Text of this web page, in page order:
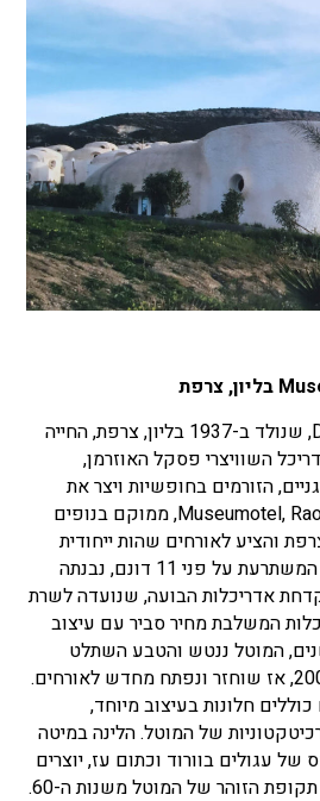
אדריכל Daniel Grataloup, שנולד ב-1937 בליון, צרפת, החייה
השוויצרי פסקל האוזרמן,
הזורמים בחופשיות ויצר את
המלון הבועתי, Museumotel, Raon-l'Etape, ממוקם בנופים
והציע לאורחים שהות ייחודית
באמת. אחוזה של בועות, המשתרעת על פני 11 דונם, נבנתה
ה-60 בשיא קדחת אדריכלות הבועה, שנועדה לשרת
המשלבת מחיר סביר עם עיצוב
המוטל ננטש והטבע השתלט
חלונות בעיצוב מיוחד,
של המוטל. הלינה במיטה
עגולים בוורוד וכתום עז, יוצרים
הזוהר של המוטל משנות ה-60.